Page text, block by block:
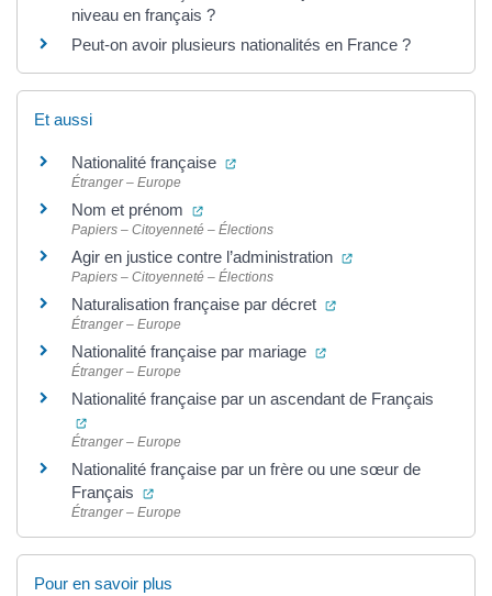
niveau en français ?
Peut-on avoir plusieurs nationalités en France ?
Et aussi
Nationalité française (ouverture dans un nouvel onglet)
Étranger – Europe
Nom et prénom (ouverture dans un nouvel onglet)
Papiers – Citoyenneté – Élections
Agir en justice contre l’administration (ouverture dans un
Papiers – Citoyenneté – Élections
Naturalisation française par décret (ouverture dans un
Étranger – Europe
Nationalité française par mariage (ouverture dans un
Étranger – Europe
Nationalité française par un ascendant de Français
(ouverture dans un nouvel onglet)
Étranger – Europe
Nationalité française par un frère ou une sœur de
Français
(ouverture dans un nouvel onglet)
Étranger – Europe
Pour en savoir plus